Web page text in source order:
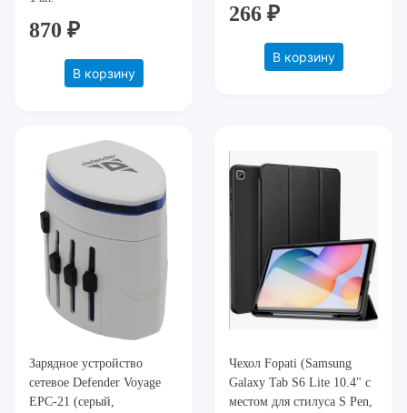
от ударов, царапин и
потертост
870 ₽
В корзину
266 ₽
В корзину
Зарядное устройство
сетевое Defender Voyage
EPC-21 (серый,
Чехол Fopati (Samsung
Galaxy Tab S6 Lite 10.4" с
местом для стилуса S Pen,